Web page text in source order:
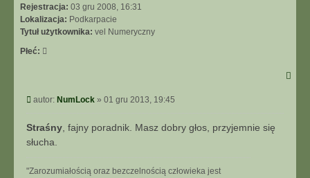
Rejestracja: 03 gru 2008, 16:31
Lokalizacja: Podkarpacie
Tytuł użytkownika: vel Numeryczny
Płeć:
Post
autor: NumLock » 01 gru 2013, 19:45
Straśny, fajny poradnik. Masz dobry głos, przyjemnie się
słucha.
"Zarozumiałością oraz bezczelnością człowieka jest